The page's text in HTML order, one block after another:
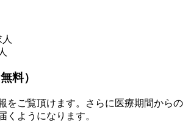
料）
をご覧頂けます。さらに医療期間からの
くようになります。